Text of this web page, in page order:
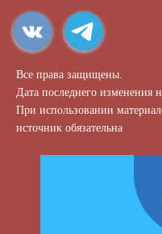
Все права защищены.
Дата последнего изменения
При использовании
источник обязательна